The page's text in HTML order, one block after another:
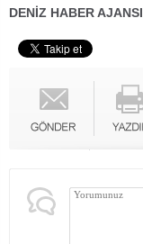
DENİZ HABER AJANSI